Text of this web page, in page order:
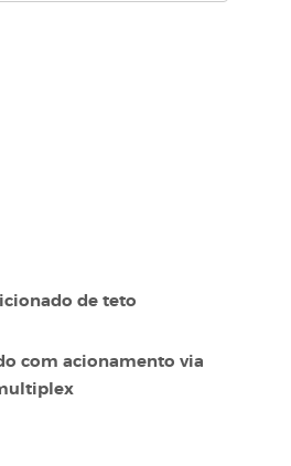
de teto
com acionamento via